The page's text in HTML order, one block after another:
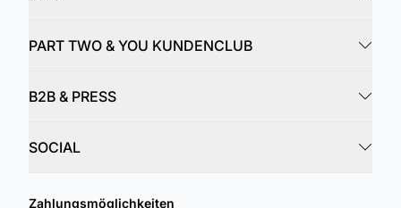
PART TWO & YOU KUNDENCLUB
B2B & PRESS
SOCIAL
Zahlungsmöglichkeiten